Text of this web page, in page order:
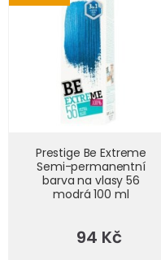
Prestige Be Extreme
Semi-permanentní
barva na vlasy 56
modrá 100 ml
94 Kč